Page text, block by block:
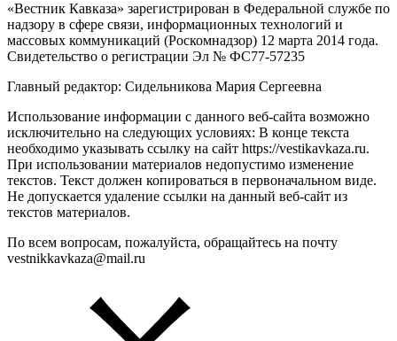
«Вестник Кавказа» зарегистрирован в Федеральной службе по
надзору в сфере связи, информационных технологий и
массовых коммуникаций (Роскомнадзор) 12 марта 2014 года.
Свидетельство о регистрации Эл № ФС77-57235
Главный редактор: Сидельникова Мария Сергеевна
Использование информации с данного веб-сайта возможно
исключительно на следующих условиях: В конце текста
необходимо указывать ссылку на сайт https://vestikavkaza.ru.
При использовании материалов недопустимо изменение
текстов. Текст должен копироваться в первоначальном виде.
Не допускается удаление ссылки на данный веб-сайт из
текстов материалов.
По всем вопросам, пожалуйста, обращайтесь на почту
vestnikkavkaza@mail.ru